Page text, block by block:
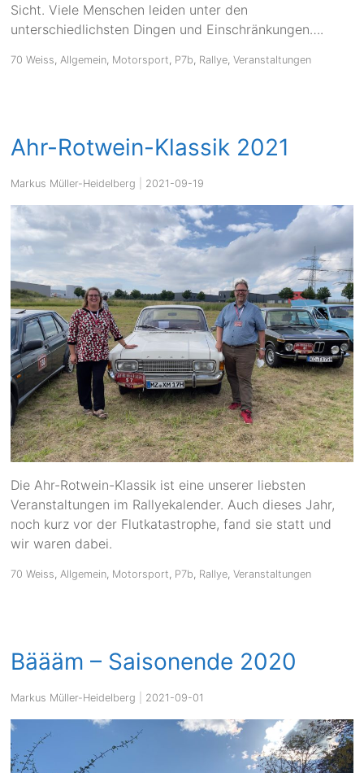
Sicht. Viele Menschen leiden unter den
unterschiedlichsten Dingen und Einschränkungen….
70 Weiss Allgemein Motorsport P7b Rallye ,Veranstaltungen
Ahr-Rotwein-Klassik 2021
Markus Müller-Heidelberg 2021-09-19
Die Ahr-Rotwein-Klassik ist eine unserer liebsten
Veranstaltungen im Rallyekalender. Auch dieses Jahr,
noch kurz vor der Flutkatastrophe, fand sie statt und
wir waren dabei.
70 Weiss Allgemein Motorsport P7b Rallye ,Veranstaltungen
Bäääm – Saisonende 2020
Markus Müller-Heidelberg 2021-09-01